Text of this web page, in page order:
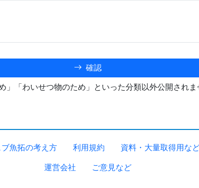
確認
」「わいせつ物のため」といった分類以外公開され
ブ魚拓の考え方 利用規約 資料・大量取得用な
運営会社 ご意見など